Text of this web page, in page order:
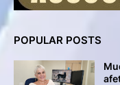
POPULAR POSTS